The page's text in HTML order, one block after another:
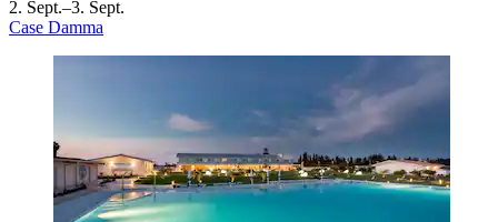
2. Sept.–3. Sept.
Case Damma